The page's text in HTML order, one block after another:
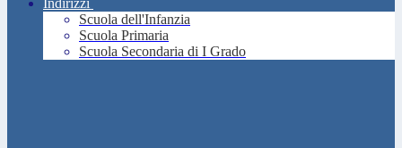
Indirizzi
Scuola dell'Infanzia
Scuola Primaria
Scuola Secondaria di I Grado